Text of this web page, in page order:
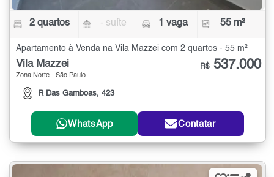
2 quartos - suíte 1 vaga 55 m²
Apartamento à Venda na Vila Mazzei com 2 quartos - 55 m²
Vila Mazzei
Zona Norte - São Paulo
R Das Gamboas, 423
R$ 537.000
WhatsApp Contatar